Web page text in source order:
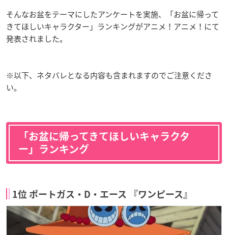
そんなお盆をテーマにしたアンケートを実施、「お盆に帰って
きてほしいキャラクター」ランキングがアニメ！アニメ！にて
発表されました。
※以下、ネタバレとなる内容も含まれますのでご注意くださ
い。
「お盆に帰ってきてほしいキャラクタ
ー」ランキング
1位 ポートガス・D・エース 『ワンピース』